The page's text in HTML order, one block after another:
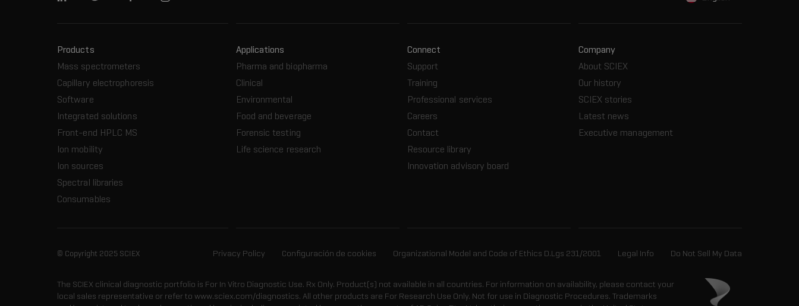
Products
Mass spectrometers
Capillary electrophoresis
Software
Integrated solutions
Front-end HPLC MS
Ion mobility
Ion sources
Spectral libraries
Consumables
Applications
Pharma and biopharma
Clinical
Environmental
Food and beverage
Forensic testing
Life science research
Connect
Support
Training
Professional services
Careers
Contact
Resource library
Innovation advisory board
Company
About SCIEX
Our history
SCIEX stories
Latest news
Executive management
© Copyright 2025 SCIEX Privacy Policy Configuración de cookies Organizational Model and Code of Ethics D.Lgs 231/2001 Legal Info Do Not Sell My Data
The SCIEX clinical diagnostic portfolio is For In Vitro Diagnostic Use. Rx Only. Product(s) not available in all countries. For information on availability, please contact your
local sales representative or refer to www.sciex.com/diagnostics. All other products are For Research Use Only. Not for use in Diagnostic Procedures. Trademarks